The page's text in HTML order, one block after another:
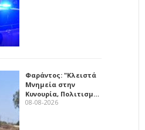
Φαράντος: "Κλειστά
Μνημεία στην
Κυνουρία, Πολιτισμ…
08-08-2026